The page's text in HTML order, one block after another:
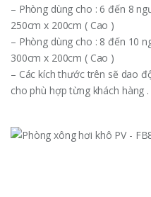
– Phòng dùng cho : 6 đến 8
250cm x 200cm ( Cao )
– Phòng dùng cho : 8 đến 10
300cm x 200cm ( Cao )
– Các kích thước trên sẽ dao
cho phù hợp từng khách hàng .